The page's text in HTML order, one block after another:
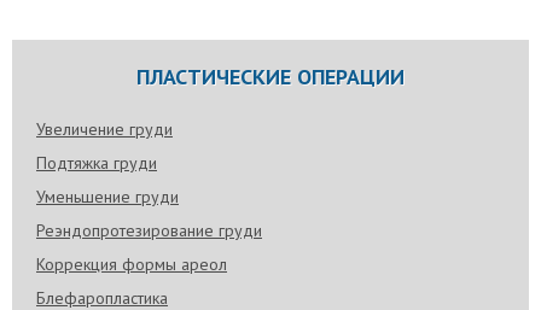
ПЛАСТИЧЕСКИЕ ОПЕРАЦИИ
Увеличение груди
Подтяжка груди
Уменьшение груди
Реэндопротезирование груди
Коррекция формы ареол
Блефаропластика